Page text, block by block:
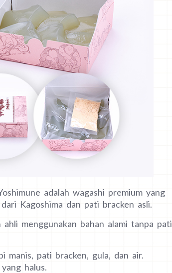
adalah wagashi premium yang
Kagoshima dan pati bracken asli.
menggunakan bahan alami tanpa pati
manis, pati bracken, gula, dan air.
halus.